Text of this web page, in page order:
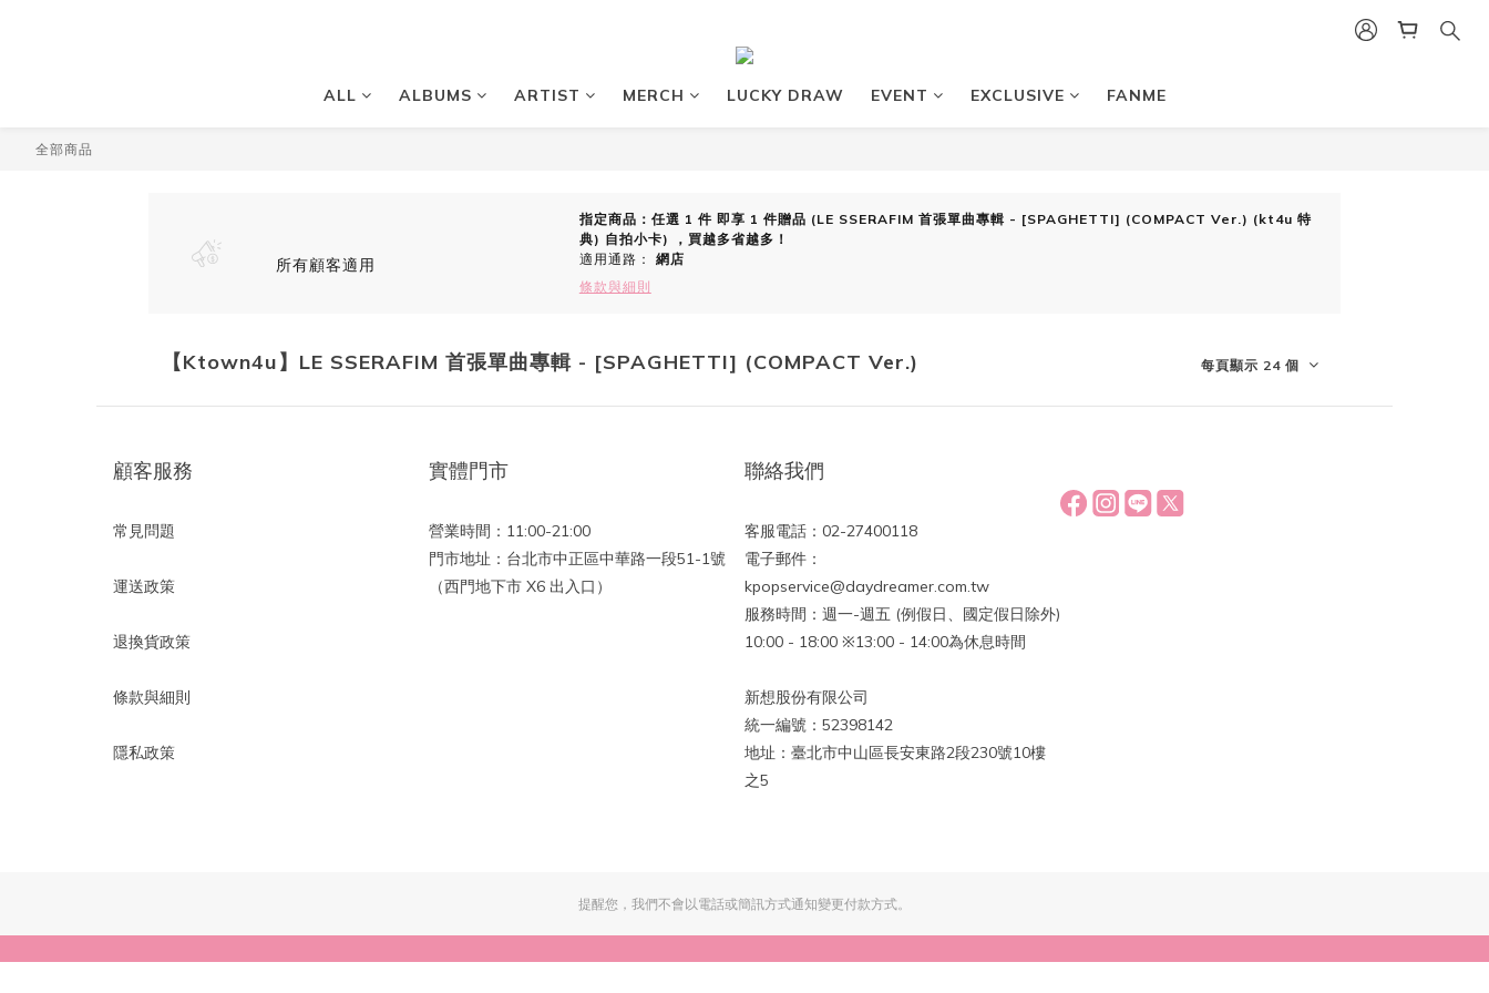
ALL ALBUMS ARTIST MERCH LUCKY DRAW EVENT EXCLUSIVE FANME
全部商品
所有顧客適用
指定商品：任選 1 件 即享 1 件贈品 (LE SSERAFIM 首張單曲專輯 - [SPAGHETTI] (COMPACT Ver.) (kt4u 特
典) 自拍小卡) ，買越多省越多！
適用通路： 網店
條款與細則
【Ktown4u】LE SSERAFIM 首張單曲專輯 - [SPAGHETTI] (COMPACT Ver.) 每頁顯示 24 個
顧客服務
常見問題
運送政策
退換貨政策
條款與細則
隱私政策
實體門市
營業時間：11:00-21:00
門市地址：台北市中正區中華路一段51-1號
（西門地下市 X6 出入口）
聯絡我們
客服電話：02-27400118
電子郵件：
kpopservice@daydreamer.com.tw
服務時間：週一-週五 (例假日、國定假日除外)
10:00 - 18:00 ※13:00 - 14:00為休息時間
新想股份有限公司
統一編號：52398142
地址：臺北市中山區長安東路2段230號10樓
之5
提醒您，我們不會以電話或簡訊方式通知變更付款方式。